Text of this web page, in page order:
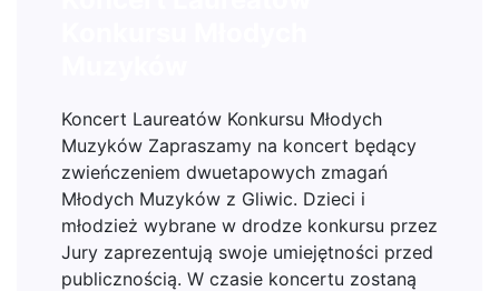
Koncert Laureatów Konkursu Młodych
Muzyków Zapraszamy na koncert będący
zwieńczeniem dwuetapowych zmagań
Młodych Muzyków z Gliwic. Dzieci i
młodzież wybrane w drodze konkursu przez
Jury zaprezentują swoje umiejętności przed
publicznością. W czasie koncertu zostaną